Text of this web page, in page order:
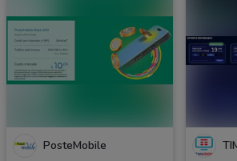
PosteMobile